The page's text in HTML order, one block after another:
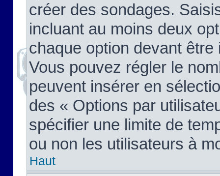
créer des sondages.
incluant au moins deux
chaque option devant
Vous pouvez régler le
peuvent insérer en
des « Options par
spécifier une limite de
ou non les utilisateurs à
Haut